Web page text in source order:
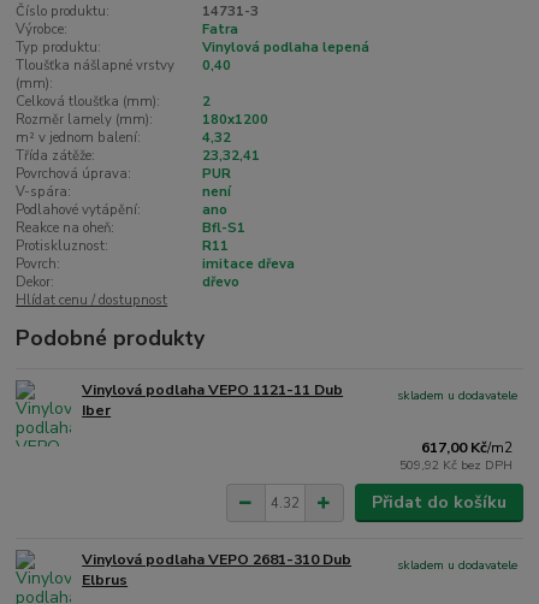
Číslo produktu:
14731-3
Výrobce:
Fatra
Typ produktu:
Vinylová podlaha lepená
Tloušťka nášlapné vrstvy
(mm):
0,40
Celková tloušťka (mm):
2
Rozměr lamely (mm):
180x1200
m² v jednom balení:
4,32
Třída zátěže:
23,32,41
Povrchová úprava:
PUR
V-spára:
není
Podlahové vytápění:
ano
Reakce na oheň:
Bfl-S1
Protiskluznost:
R11
Povrch:
imitace dřeva
Dekor:
dřevo
Hlídat cenu / dostupnost
Podobné produkty
Vinylová podlaha VEPO 1121-11 Dub
Iber
617,00 Kč/m2
509,92 Kč bez DPH
skladem u dodavatele
Přidat do košíku
Vinylová podlaha VEPO 2681-310 Dub
Elbrus
skladem u dodavatele